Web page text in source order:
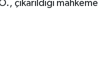
çıkarıldığı mahkeme